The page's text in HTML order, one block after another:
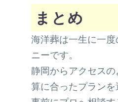
まとめ
海洋葬は一生に一
ニーです。
静岡からアクセス
算に合ったプランを